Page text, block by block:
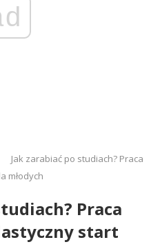
Jak zarabiać po studiach? Praca
młodych
Praca
start